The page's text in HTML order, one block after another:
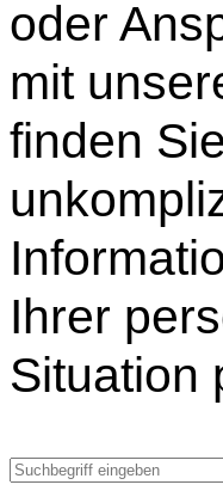
oder
mit
finden
Ihrer
Situation